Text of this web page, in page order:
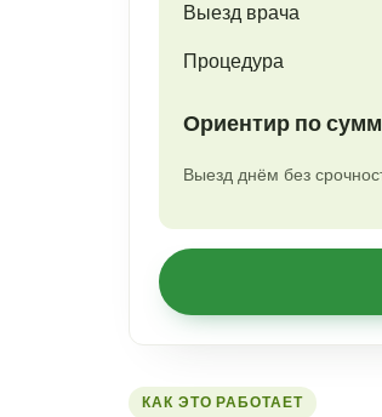
Выезд врача
Процедура
Ориентир по
Выезд днём без
КАК ЭТО РАБОТАЕТ